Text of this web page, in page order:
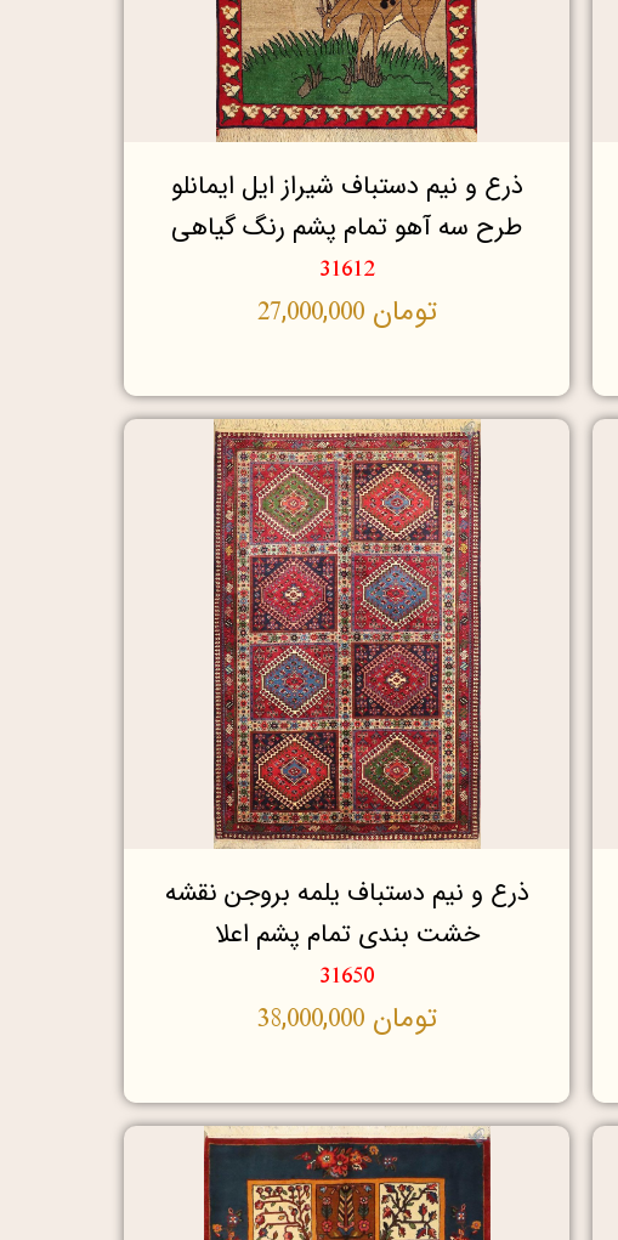
ذرع و نیم دستباف شیراز ایل ایمانلو
طرح سه آهو تمام پشم رنگ گیاهی
31612
تومان 27,000,000
ذرع و نیم دستباف یلمه بروجن نقشه
خشت بندی تمام پشم اعلا
31650
تومان 38,000,000